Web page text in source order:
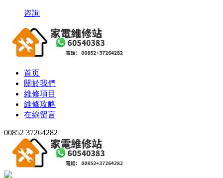
咨詢
首页
關於我們
維修項目
維修攻略
在線留言
00852 37264282